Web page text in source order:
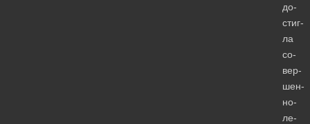
до­
стиг­
ла
со­
вер­
шен­
но­
ле­